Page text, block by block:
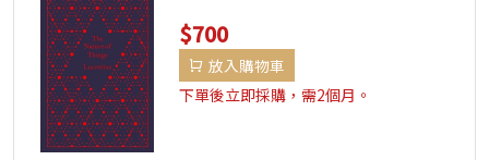
$700
放入購物車
下單後立即採購，需2個月。